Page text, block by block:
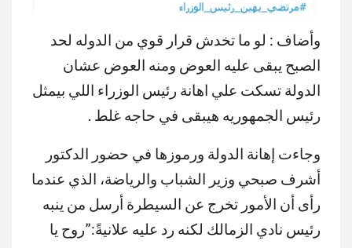
وأضاف : لو ما تخدش قرار قوي من الدوله لحد
الصبح يبقى عليه العوض ومنه العوض عشان
الدولة تسكت علي اهانة رئيس الوزراء اللي بيمثل
رئيس الجمهوريه هيبقى في حاجه غلط .
وجاءت إهانة الدولة ورموزها في حضور الدكتور
أشرف صبحي وزير الشباب والرياضة، الذي عندما
رأى أن الأمور تخرج عن السيطرة أرسل من ينبه
رئيس نادي الزمالك لكنه رد عليه علانيةً:”روح يا